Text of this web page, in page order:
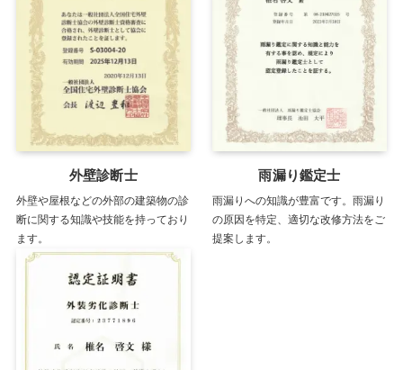
外壁診断士
外壁や屋根などの外部の建築物の診
断に関する知識や技能を持っており
ます。
雨漏り鑑定士
雨漏りへの知識が豊富です。雨漏り
の原因を特定、適切な改修方法をご
提案します。